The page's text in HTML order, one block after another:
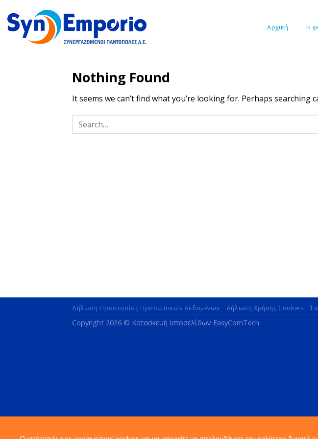
content
Αρχική Η
Nothing Found
It seems we can’t find what you’re looking for. Perhaps searching
Δήλωση Προστασίας Προσωπικών Δεδομένων Δήλωση Χρήσης Cookies
Copyright 2026 © Κατασκευή Ιστοσελίδων EasyComTech